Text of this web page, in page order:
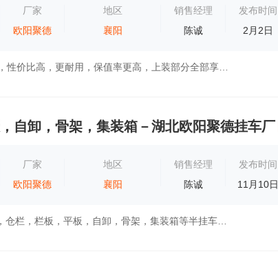
厂家
欧阳聚德
地区
襄阳
销售经理
陈诚
发布时间
2月2日
自卸，骨架，集装箱－湖北欧阳聚德挂车厂
厂家
欧阳聚德
地区
襄阳
销售经理
陈诚
发布时间
11月10日